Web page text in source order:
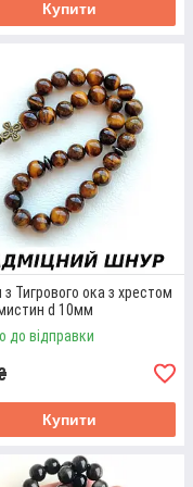
НАМИСТИН
8 мм, символ ОМ.
Купити
Тигрового ока з хрестом
d 10мм
до відправки
Купити